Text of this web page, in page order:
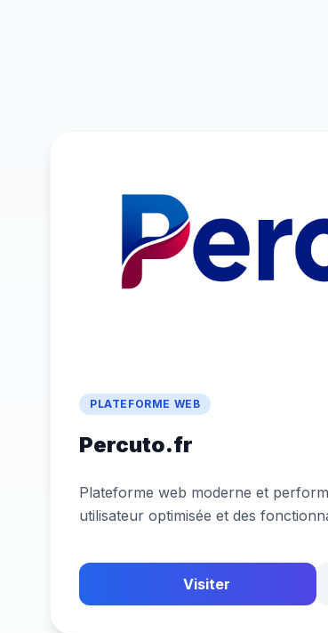
PLATEFORME WEB
Percuto.fr
Plateforme web moderne et
utilisateur optimisée et des
Visiter